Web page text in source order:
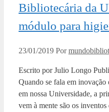
Bibliotecária da
módulo para
23/01/2019 Por
Escrito por Julio Longo
Quando se fala em
em nossa Universidade, a
vem à mente são os